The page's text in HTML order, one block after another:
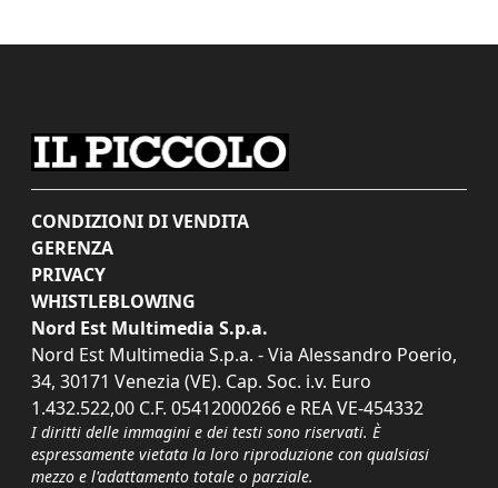
CONDIZIONI DI VENDITA
GERENZA
PRIVACY
WHISTLEBLOWING
Nord Est Multimedia S.p.a.
Nord Est Multimedia S.p.a. - Via Alessandro Poerio,
34, 30171 Venezia (VE). Cap. Soc. i.v. Euro
1.432.522,00 C.F. 05412000266 e REA VE-454332
I diritti delle immagini e dei testi sono riservati. È
espressamente vietata la loro riproduzione con qualsiasi
mezzo e l'adattamento totale o parziale.